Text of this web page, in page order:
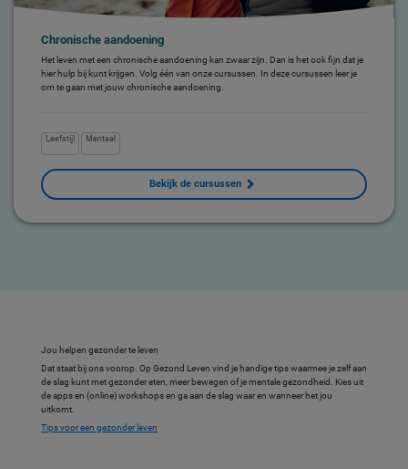
Chronische aandoening
Het leven met een chronische aandoening kan zwaar zijn. Dan is het ook fijn dat je
hier hulp bij kunt krijgen. Volg één van onze cursussen. In deze cursussen leer je
om te gaan met jouw chronische aandoening.
Leefstijl Mentaal
Bekijk de cursussen
Jou helpen gezonder te leven
Dat staat bij ons voorop. Op Gezond Leven vind je handige tips waarmee je zelf aan
de slag kunt met gezonder eten, meer bewegen of je mentale gezondheid. Kies uit
de apps en (online) workshops en ga aan de slag waar en wanneer het jou
uitkomt.
Tips voor een gezonder leven